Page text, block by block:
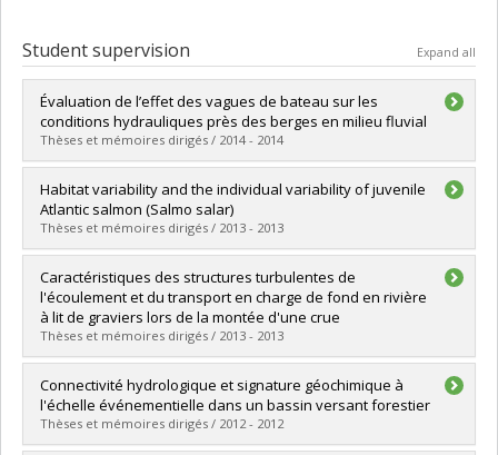
Student supervision Expand all
Évaluation de l’effet des vagues de bateau sur les
conditions hydrauliques près des berges en milieu fluvial
Thèses et mémoires dirigés / 2014 - 2014
Graduate :Péloquin-Guay, Mathilde
Cycle :Master's
Grade :M. Sc.
Lien vers le document dans Papyrus
Habitat variability and the individual variability of juvenile
Atlantic salmon (Salmo salar)
Thèses et mémoires dirigés / 2013 - 2013
Graduate :Roy, Mathieu
Cycle :Doctoral
Grade :Ph. D.
Lien vers le document dans Papyrus
Caractéristiques des structures turbulentes de
l'écoulement et du transport en charge de fond en rivière
à lit de graviers lors de la montée d'une crue
Thèses et mémoires dirigés / 2013 - 2013
Graduate :Chaput-Desrochers, Laurence
Cycle :Master's
Grade :M. Sc.
Lien vers le document dans Papyrus
Connectivité hydrologique et signature géochimique à
l'échelle événementielle dans un bassin versant forestier
Thèses et mémoires dirigés / 2012 - 2012